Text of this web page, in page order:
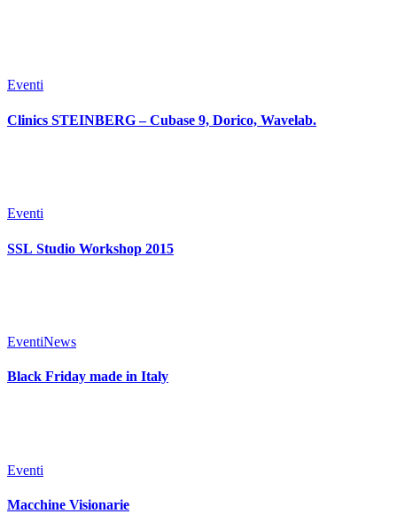
Eventi
Clinics STEINBERG – Cubase 9, Dorico, Wavelab.
Eventi
SSL Studio Workshop 2015
EventiNews
Black Friday made in Italy
Eventi
Macchine Visionarie